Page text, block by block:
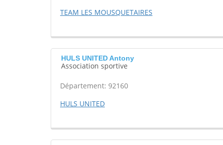
TEAM LES MOUSQUETAIRES
HULS UNITED Antony
Association sportive
Département: 92160
HULS UNITED